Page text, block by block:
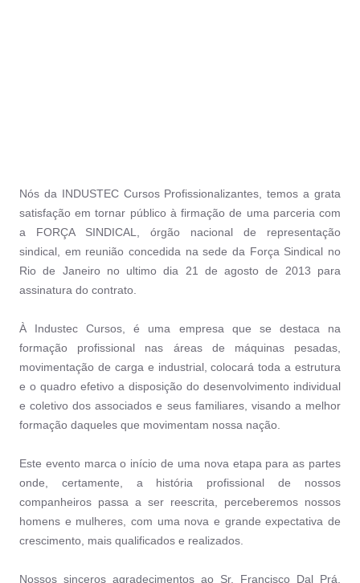
Nós da INDUSTEC Cursos Profissionalizantes, temos a grata
satisfação em tornar público à firmação de uma parceria com
a FORÇA SINDICAL, órgão nacional de representação
sindical, em reunião concedida na sede da Força Sindical no
Rio de Janeiro no ultimo dia 21 de agosto de 2013 para
assinatura do contrato.
À Industec Cursos, é uma empresa que se destaca na
formação profissional nas áreas de máquinas pesadas,
movimentação de carga e industrial, colocará toda a estrutura
e o quadro efetivo a disposição do desenvolvimento individual
e coletivo dos associados e seus familiares, visando a melhor
formação daqueles que movimentam nossa nação.
Este evento marca o início de uma nova etapa para as partes
onde, certamente, a história profissional de nossos
companheiros passa a ser reescrita, perceberemos nossos
homens e mulheres, com uma nova e grande expectativa de
crescimento, mais qualificados e realizados.
Nossos sinceros agradecimentos ao Sr. Francisco Dal Prá,